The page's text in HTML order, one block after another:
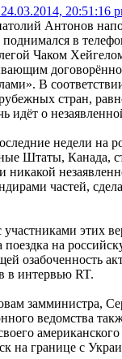
20:51:16
Антонов
в
Чаком
В
стран,
идёт о
недели на
Штаты, Канада,
никакой
частей,
этих
поездка на
озабоченность
в интервью RT.
замминистра,
ведомства
на границе с